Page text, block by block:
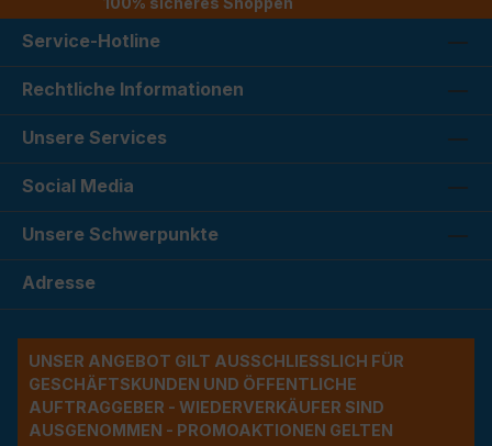
Service-Hotline
Rechtliche Informationen
Unsere Services
Social Media
Unsere Schwerpunkte
Adresse
UNSER ANGEBOT GILT AUSSCHLIESSLICH FÜR G
ESCHÄFTSKUNDEN UND ÖFFENTLICHE A
UFTRAGGEBER - WIEDERVERKÄUFER SIND A
USGENOMMEN - PROMOAKTIONEN GELTEN A